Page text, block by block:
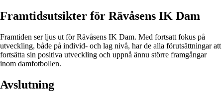
Framtidsutsikter för Rävåsens IK Dam
Framtiden ser ljus ut för Rävåsens IK Dam. Med fortsatt fokus på
utveckling, både på individ- och lag nivå, har de alla förutsättningar att
fortsätta sin positiva utveckling och uppnå ännu större framgångar
inom damfotbollen.
Avslutning